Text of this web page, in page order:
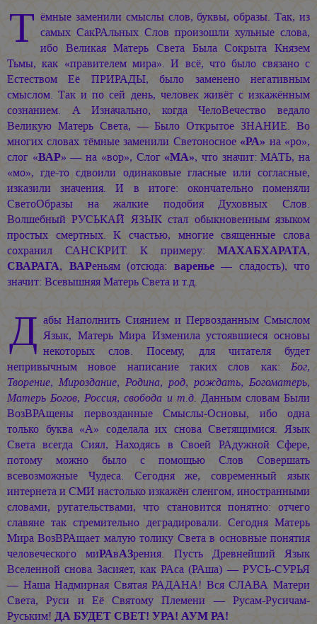
Т ёмные заменили смыслы слов, буквы, образы. Так, из
самых СакРАльных Слов произошли хульные слова,
ибо Великая Матерь Света Была Сокрыта Князем
Тьмы, как «правителем мира». И всё, что было связано с
Естеством Её ПРИРАДЫ, было заменено негативным
смыслом. Так и по сей день, человек живёт с изкажённым
сознанием. А Изначально, когда ЧелоВечество ведало
Великую Матерь Света, — Было Открытое ЗНАНИЕ. Во
многих словах тёмные заменили Светоносное «РА» на «ро»,
слог «ВАР» — на «вор», Слог «МА», что значит: МАТЬ, на
«мо», где-то сдвоили одинаковые гласные или согласные,
изказили значения. И в итоге: окончательно поменяли
СветоОбразы на жалкие подобия Духовных Слов.
Волшебный РУСЬКАЙ ЯЗЫК стал обыкновенным языком
простых смертных. К счастью, многие священные слова
сохранил САНСКРИТ. К примеру: МАХАБХАРАТА,
СВАРАГА, ВАРеньям (отсюда: варенье— сладость), что
значит: Всевышняя Матерь Света и т.д.
Д абы Наполнить Сиянием и Первозданным Смыслом
Язык, Матерь Мира Изменила устоявшиеся основы
некоторых слов. Посему, для читателя будет
непривычным новое написание таких слов как: Бог,
Творение, Мироздание, Родина, род, рождать, Богоматерь,
Матерь Богов, Россия, свобода и т.д. Данным словам Были
ВозВРАщены первозданные Смыслы-Основы, ибо одна
только буква «А» соделала их снова Светящимися. Язык
Света всегда Сиял, Находясь в Своей РАдужной Сфере,
потому можно было с помощью Слов Совершать
всевозможные Чудеса. Сегодня же, современный язык
интернета и СМИ настолько изкажён сленгом, иностранными
словами, ругательствами, что становится понятно: отчего
славяне так стремительно деградировали. Сегодня Матерь
Мира ВозВРАщает малую толику Света в основные понятия
человеческого миРАвАЗрения. Пусть Древнейший Язык
Вселенной снова Засияет, как РАса (РАша) — РУСЬ-СУРЬЯ
— Наша Надмирная Святая РАДАНА! Вся СЛАВА Матери
Света, Руси и Её Святому Племени — Русам-Русичам-
Руським! ДА БУДЕТ СВЕТ! УРА! АУМ РА!